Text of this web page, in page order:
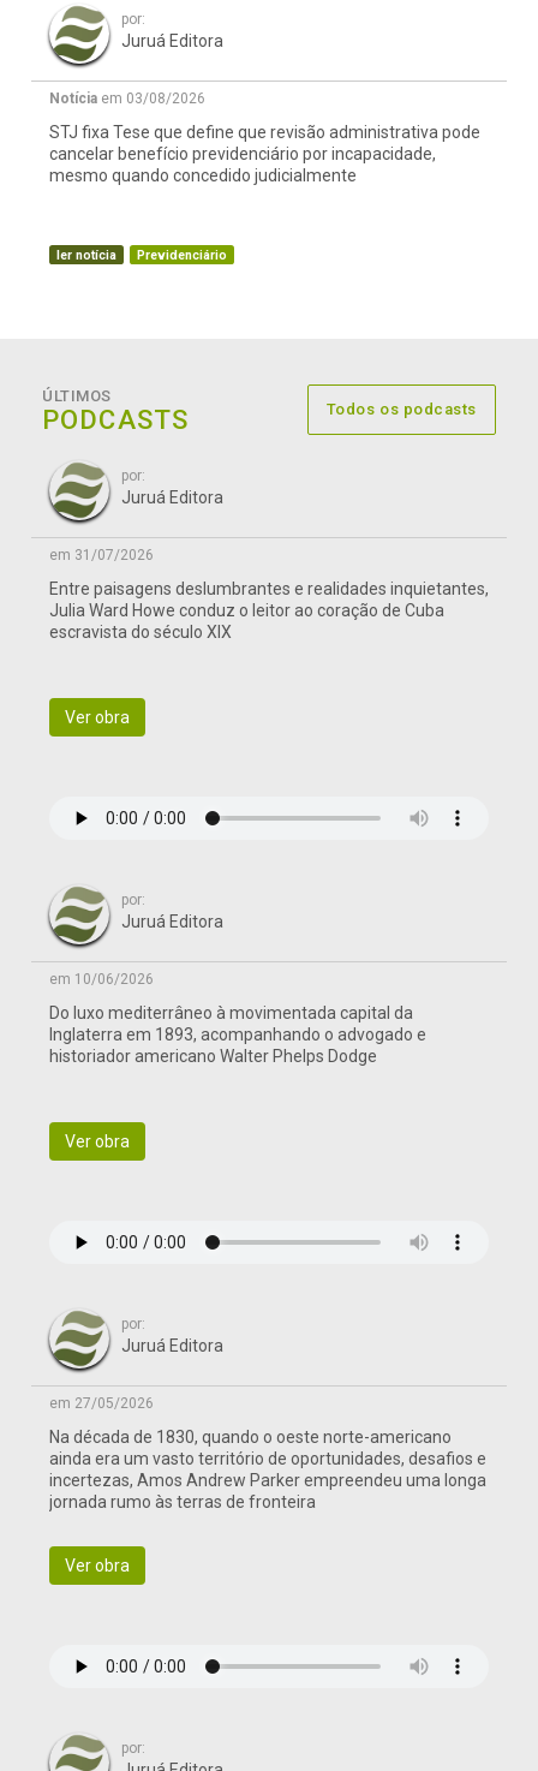
por:
Juruá Editora
Notícia em 03/08/2026
STJ fixa Tese que define que revisão administrativa pode
cancelar benefício previdenciário por incapacidade,
mesmo quando concedido judicialmente
ler notícia Previdenciário
ÚLTIMOS
PODCASTS Todos os podcasts
por:
Juruá Editora
em 31/07/2026
Entre paisagens deslumbrantes e realidades inquietantes,
Julia Ward Howe conduz o leitor ao coração de Cuba
escravista do século XIX
Ver obra
por:
Juruá Editora
em 10/06/2026
Do luxo mediterrâneo à movimentada capital da
Inglaterra em 1893, acompanhando o advogado e
historiador americano Walter Phelps Dodge
Ver obra
por:
Juruá Editora
em 27/05/2026
Na década de 1830, quando o oeste norte-americano
ainda era um vasto território de oportunidades, desafios e
incertezas, Amos Andrew Parker empreendeu uma longa
jornada rumo às terras de fronteira
Ver obra
por: